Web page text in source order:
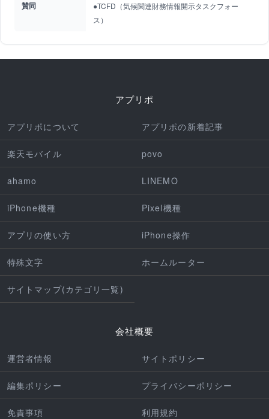
賛同
●TCFD（気候関連財務情報開示タスクフォー
ス）
アプリポ
アプリポについて アプリポの新着記事
楽天モバイル povo
ahamo LINEMO
iPhone機種 Pixel機種
アプリの使い方 iPhone操作
特殊文字 ホームルーター
サイトマップ(カテゴリ一覧)
会社概要
運営者情報 サイトポリシー
編集ポリシー プライバシーポリシー
免責事項 利用規約